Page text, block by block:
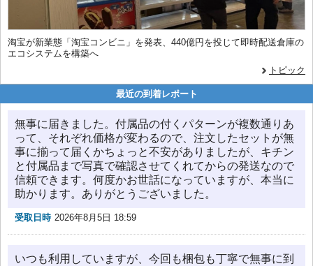
淘宝が新業態「淘宝コンビニ」を発表、440億円を投じて即時配送倉庫の
エコシステムを構築へ
トピック
最近の到着レポート
無事に届きました。付属品の付くパターンが複数通りあ
って、それぞれ価格が変わるので、注文したセットが無
事に揃って届くかちょっと不安がありましたが、キチン
と付属品まで写真で確認させてくれてからの発送なので
信頼できます。何度かお世話になっていますが、本当に
助かります。ありがとうございました。
受取日時 2026年8月5日 18:59
いつも利用していますが、今回も梱包も丁寧で無事に到